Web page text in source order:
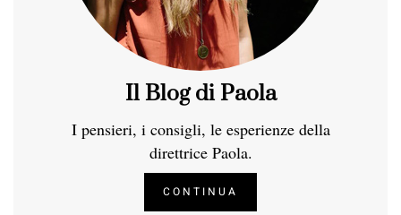
Il Blog di Paola
I pensieri, i consigli, le esperienze della
direttrice Paola.
CONTINUA